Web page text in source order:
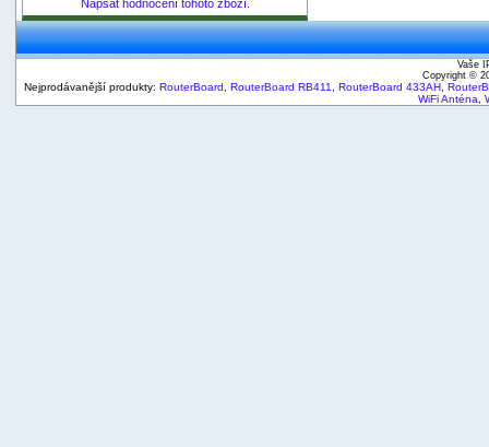
Napsat hodnocení tohoto zboží.
Vaše
Copyright ©
Nejprodávanější produkty: RouterBoard RouterBoard RB411 RouterBoard 433AH
WiFi Anténa